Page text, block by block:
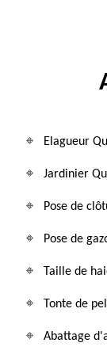
Elagueur
Jardinier
Pose de
Pose de
Taille de
Tonte de
Abattage